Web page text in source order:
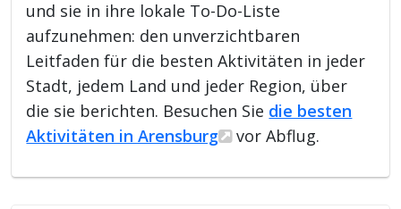
und sie in ihre lokale To-Do-Liste
aufzunehmen: den unverzichtbaren
Leitfaden für die besten Aktivitäten in jeder
Stadt, jedem Land und jeder Region, über
die sie berichten. Besuchen Sie die besten
Aktivitäten in Arensburg
vor Abflug.